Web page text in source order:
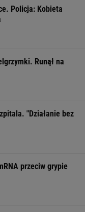
Policja: Kobieta
Runął na
"Działanie bez
przeciw grypie